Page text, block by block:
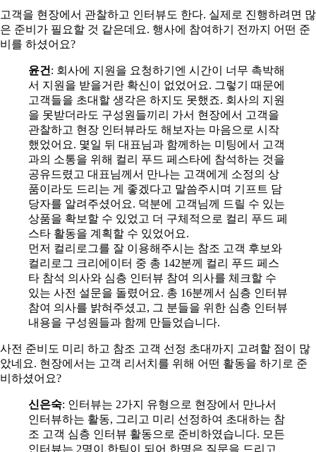
고객을 현장에서 관찰하고 인터뷰도 한다. 실제로 진행하려면 많
은 준비가 필요할 것 같은데요. 행사에 참여하기 전까지 어떤 준
비를 하셨어요?
윤건 : 회사에 지원을 요청하기엔 시간이 너무 촉박해
서 지원을 받을거란 확신이 없었어요. 그렇기 때문에
고객들을 초대할 생각은 하지도 못했죠. 회사의 지원
을 못받더라도 구성원들끼리 가서 현장에서 고객을
관찰하고 현장 인터뷰라도 해보자는 마음으로 시작
했었어요. 몇일 뒤 대표님과 함께하는 미팅에서 고객
과의 소통을 위해 컬리 푸드 페스타에 참석하는 것을
공유드렸고 대표님께서 만나는 고객에게 소정의 상
품이라도 드리는 게 좋겠다고 말씀주시며 기프트 담
당자를 알려주셨어요. 덕분에 고객님께 드릴 수 있는
상품을 확보할 수 있었고 더 구체적으로 컬리 푸드 페
스타 활동을 계획할 수 있었어요.
먼저 컬리로그를 잘 이용해주시는 참조 고객 후보와
컬리로그 크리에이터 중 총 142분께 컬리 푸드 페스
타 참석 의사와 심층 인터뷰 참여 의사를 체크할 수
있는 사전 설문을 돌렸어요. 총 16분께서 심층 인터뷰
참여 의사를 밝혀주셨고, 그 분들을 위한 심층 인터뷰
내용을 구성원들과 함께 만들었습니다.
사전 준비도 미리 하고 참조 고객 선정 초대까지 고려할 점이 많
았네요. 현장에서는 고객 리서치를 위해 어떤 활동을 하기로 준
비하셨어요?
신은숙: 인터뷰는 2가지 유형으로 현장에서 만나서
인터뷰하는 활동, 그리고 미리 선정하여 초대하는 참
조 고객 심층 인터뷰 활동으로 준비하였습니다. 모든
인터뷰는 2명이 한팀이 되어 한명은 질문을 드리고